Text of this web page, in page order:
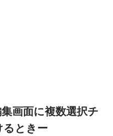
画面に複数選択チ
ときー